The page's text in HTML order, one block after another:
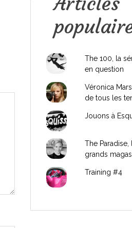
The 100, la
en question
Véronica
de tous les
Jouons à
The
grands
Training #4